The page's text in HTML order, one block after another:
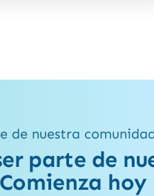
de nuestra
parte de
hoy